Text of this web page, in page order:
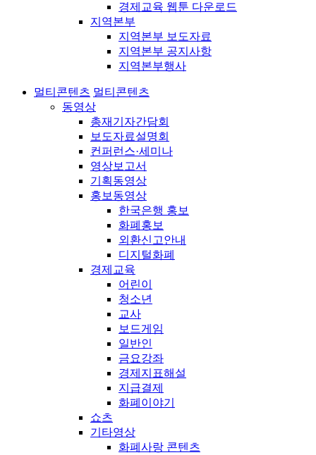
경제교육 웹툰 다운로드
지역본부
지역본부 보도자료
지역본부 공지사항
지역본부행사
멀티콘텐츠 멀티콘텐츠
동영상
총재기자간담회
보도자료설명회
컨퍼런스·세미나
영상보고서
기획동영상
홍보동영상
한국은행 홍보
화폐홍보
외환신고안내
디지털화폐
경제교육
어린이
청소년
교사
보드게임
일반인
금요강좌
경제지표해설
지급결제
화폐이야기
쇼츠
기타영상
화폐사랑 콘텐츠